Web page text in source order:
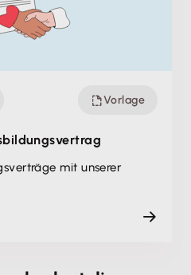
Vorlage
mit unserer